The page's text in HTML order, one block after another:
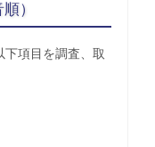
）
項目を調査、取